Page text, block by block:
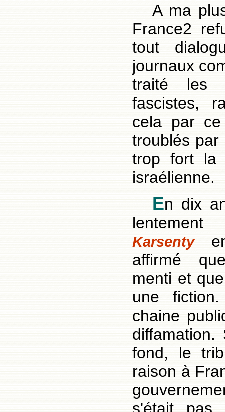
A ma
France2
tout
journaux
traité les
fascistes,
cela par
troublés
trop fort la
israélienne.
En dix
Karsenty
affirmé
menti et
une
chaine
diffamation.
fond, le
raison à